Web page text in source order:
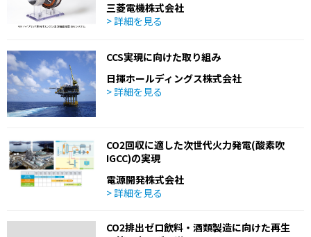
三菱電機株式会社
> 詳細を見る
CCS実現に向けた取り組み
日揮ホールディングス株式会社
> 詳細を見る
CO2回収に適した次世代火力発電(酸素吹
IGCC)の実現
電源開発株式会社
> 詳細を見る
CO2排出ゼロ飲料・酒類製造に向けた再生